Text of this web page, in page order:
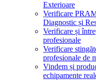
Exterioare
Verificare
Diagnostic și
Verificare și
profesionale
Verificare
profesionale de
Vindem și
echipamente